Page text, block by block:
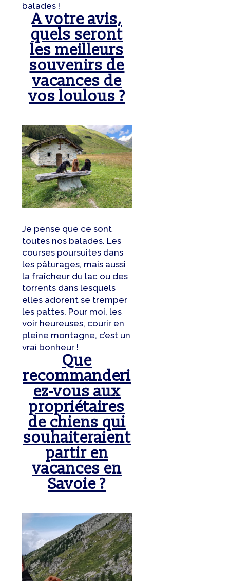
balades !
A votre avis,
quels seront
les meilleurs
souvenirs de
vacances de
vos loulous ?
Je pense que ce sont
toutes nos balades. Les
courses poursuites dans
les pâturages, mais aussi
la fraîcheur du lac ou des
torrents dans lesquels
elles adorent se tremper
les pattes. Pour moi, les
voir heureuses, courir en
pleine montagne, c’est un
vrai bonheur !
Que
recommanderi
ez-vous aux
propriétaires
de chiens qui
souhaiteraient
partir en
vacances en
Savoie ?